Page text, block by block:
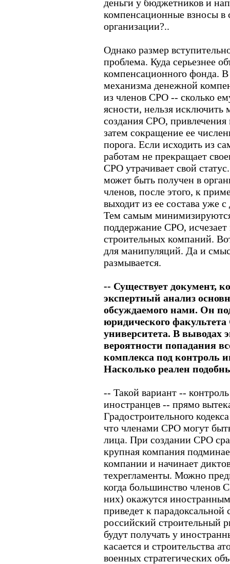
деньги у бюджетников и
компенсационные взносы в
организации?..
Однако размер
проблема. Куда серьезнее
компенсационного фонда. В
механизма денежной
из членов СРО -- сколько
ясности, нельзя
создания СРО, привлечения
затем сокращение ее
порога. Если исходить из
работам не прекращает
СРО утрачивает свой
может быть получен в
членов, после этого, к
выходит из ее состава уже
Тем самым
поддержание СРО, исчезает
строительных компаний.
для манипуляций. Да и
размывается.
-- Существует документ,
экспертный анализ
обсуждаемого нами. Он
юридического
университета. В выводах
вероятности попадания
комплекса под контроль
Насколько реален
-- Такой вариант --
иностранцев -- прямо
Градостроительного
что членами СРО могут
лица. При создании СРО
крупная компания
компании и начинает
техрегламенты. Можно
когда большинство членов
них) окажутся
приведет к
российский строительный
будут получать у
касается и строительства
военных стратегических